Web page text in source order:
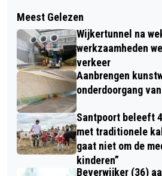
OMSTANDERS HELPEN
GEWORDEN
EERSTE OOGST BIJ
RORIK
Meest Gelezen
Wijkertunnel na
werkzaamheden
verkeer
Aanbrengen
onderdoorgang
Santpoort beleeft
met traditionele
gaat niet om de
kinderen”
Beverwijker (36)